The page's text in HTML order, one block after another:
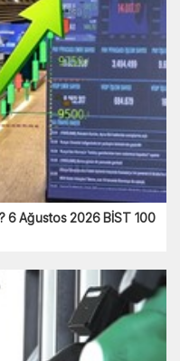
6 Ağustos 2026 BİST 100